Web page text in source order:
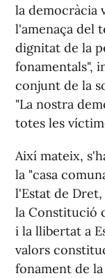
la democràcia
l'amenaça del
dignitat de la
fonamentals",
conjunt de la
"La nostra
totes les
Així mateix,
la "casa
l'Estat de
la Constitució
i la llibertat a
valors
fonament de